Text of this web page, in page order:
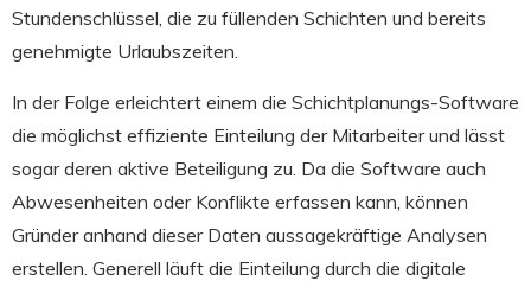
Stundenschlüssel, die zu füllenden Schichten und bereits
genehmigte Urlaubszeiten.
In der Folge erleichtert einem die Schichtplanungs-Software
die möglichst effiziente Einteilung der Mitarbeiter und lässt
sogar deren aktive Beteiligung zu. Da die Software auch
Abwesenheiten oder Konflikte erfassen kann, können
Gründer anhand dieser Daten aussagekräftige Analysen
erstellen. Generell läuft die Einteilung durch die digitale